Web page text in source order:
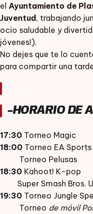
el Ayuntamiento de
Juventud, trabajando
ocio saludable y
jóvenes!).
No dejes que te lo
para compartir una
-HORARIO DE
17:30 Torneo Magic
18:00 Torneo EA
Torneo Pelusas
18:30 Kahoot! K-pop
Super Smash Bros.
19:30 Torneo Jungle
Torneo de móvil